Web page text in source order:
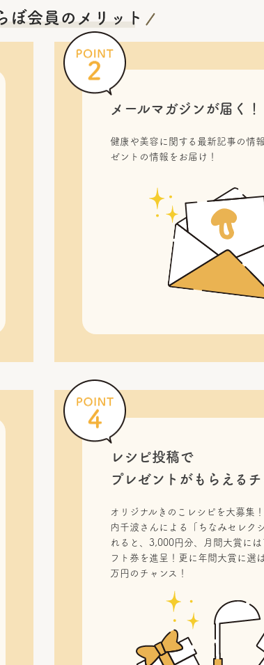
メールマガジンが届く！
健康や美容に関する最新記事の情
ゼントの情報をお届け！
レシピ投稿で
プレゼントがもらえるチ
オリジナルきのこレシピを大募集
内千波さんによる「ちなみセレク
れると、3,000円分、月間大賞に
フト券を進呈！更に年間大賞に選
万円のチャンス！